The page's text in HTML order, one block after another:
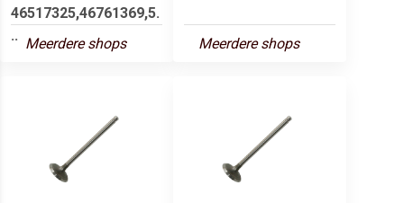
46517325,46761369,5.
.. Meerdere shops Meerdere shops